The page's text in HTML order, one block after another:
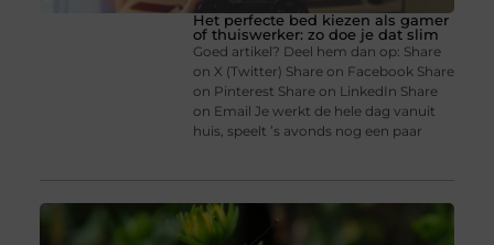
Het perfecte bed kiezen als gamer
of thuiswerker: zo doe je dat slim
Goed artikel? Deel hem dan op: Share
on X (Twitter) Share on Facebook Share
on Pinterest Share on LinkedIn Share
on Email Je werkt de hele dag vanuit
huis, speelt ’s avonds nog een paar